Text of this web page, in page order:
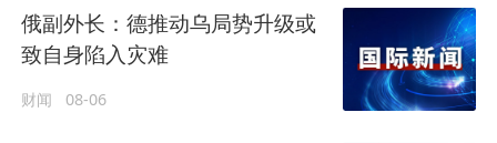
俄副外长：德推动乌局势升级或
致自身陷入灾难
财闻 08-06